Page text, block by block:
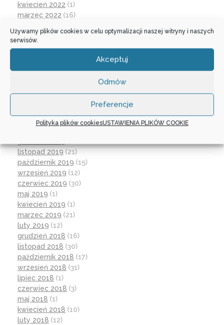
Używamy plików cookies w celu optymalizacji naszej witryny i naszych
serwisów.
Akceptuj
Odmów
Preferencje
Polityka plików cookiesUSTAWIENIA PLIKÓW COOKIE
kwiecień 2022 (1)
marzec 2022 (16)
wrzesień 2021(28)
sierpień 2021(4)
luty 2020(10)
listopad 2019 (21)
październik 2019 (15)
wrzesień 2019 (12)
czerwiec 2019 (30)
maj 2019 (1)
kwiecień 2019 (1)
marzec 2019 (21)
luty 2019 (12)
grudzień 2018 (16)
listopad 2018 (30)
październik 2018 (17)
wrzesień 2018 (31)
lipiec 2018 (1)
czerwiec 2018 (3)
maj 2018 (1)
kwiecień 2018 (10)
luty 2018 (12)